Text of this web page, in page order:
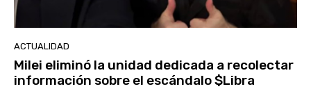
ACTUALIDAD
Milei eliminó la unidad dedicada a recolectar
información sobre el escándalo $Libra